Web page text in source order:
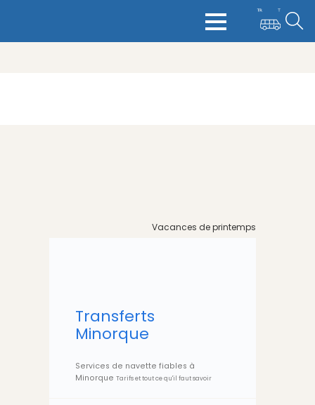
Vacances de printemps
Transferts
Minorque
Services de navette fiables à
Minorque Tarifs et tout ce qu'il faut savoir